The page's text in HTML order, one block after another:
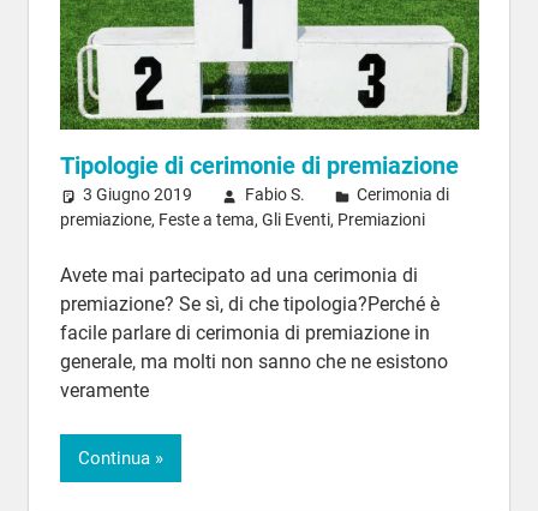
Tipologie di cerimonie di premiazione
3 Giugno 2019 Fabio S.
Cerimonia di
premiazione, Feste a tema, Gli Eventi, Premiazioni
Avete mai partecipato ad una cerimonia di
premiazione? Se sì, di che tipologia?Perché è
facile parlare di cerimonia di premiazione in
generale, ma molti non sanno che ne esistono
veramente
Continua